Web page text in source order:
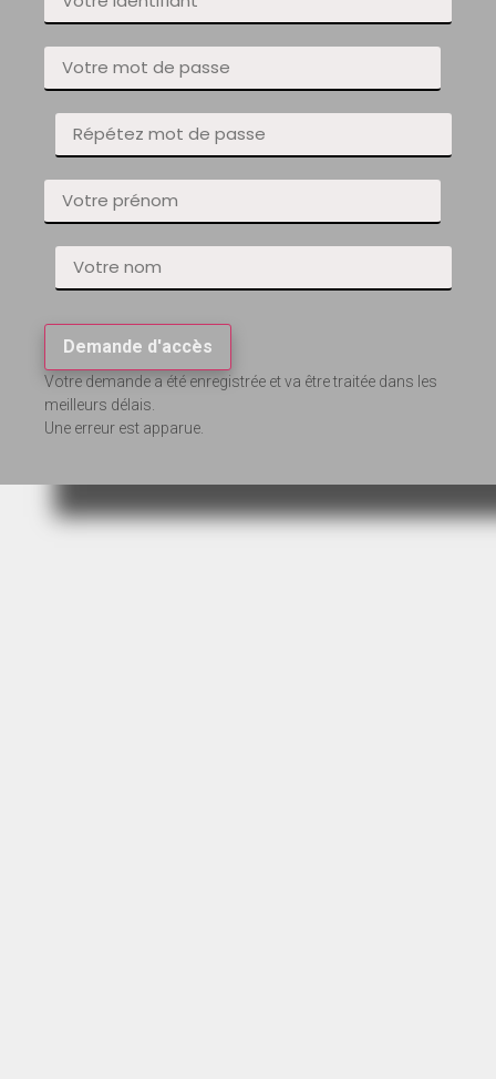
Demande d'accès
Votre demande a été enregistrée et va être traitée dans les
meilleurs délais.
Une erreur est apparue.